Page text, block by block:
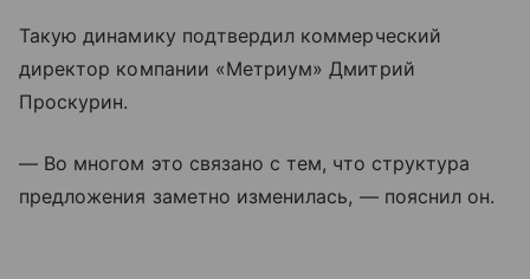
Такую динамику подтвердил коммерческий
директор компании «Метриум» Дмитрий
Проскурин.
— Во многом это связано с тем, что структура
предложения заметно изменилась, — пояснил он.